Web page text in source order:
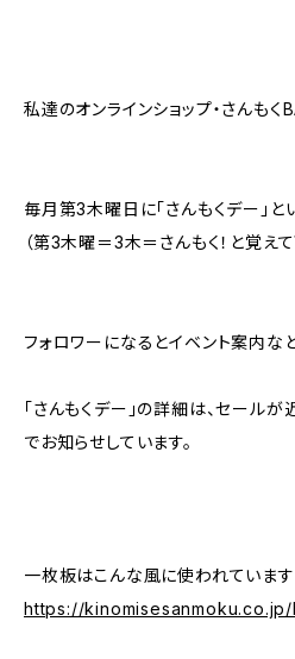
私達のオンラインショップ・さんもく
毎月第3木曜日に「さんもくデー」
（第3木曜＝3木＝さんもく！と覚えて
フォロワーになるとイベント案内な
「さんもくデー」の詳細は、セール
でお知らせしています。
一枚板はこんな風に使われています
https://